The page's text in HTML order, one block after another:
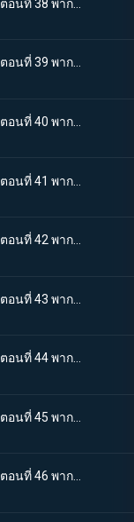
One piece วันพีช ตอนที่ 39 พากย์ไทย ลูฟี่จมน้ำ โซโล ปะทะ หมึกยักษ์ฮัจจัง
One piece วันพีช ตอนที่ 44 พากย์ไทย ออกเดินทางด้วยรอยยิ้ม! ลาก่อนบ้านเกิด หมู่บ้านโคโคยาชิ
One piece วันพีช ตอนที่ 46 พากย์ไทย ไล่ตามหมวกฟางไป การผจญภัยครั้งใหญ่ของบาร์กี้ตัวน้อย!